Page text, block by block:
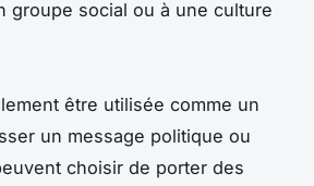
groupe social ou à une culture
être utilisée comme un
un message politique ou
choisir de porter des